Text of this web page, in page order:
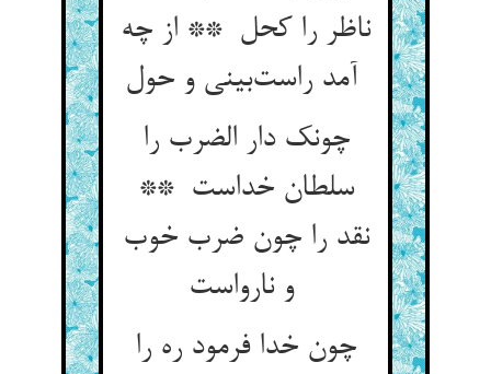
ناظر را کحل ** از چه
چونک دار الضرب را
سلطان خداست **
نقد را چون ضرب خوب
و نارواست
چون خدا فرمود ره را